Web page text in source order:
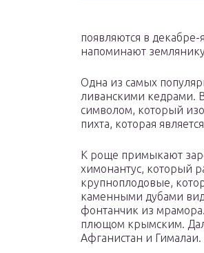
появляются в
напоминают
Одна из самых
ливанскими кедрами.
символом, который
пихта, которая
К роще примыкают
химонантус, который
крупноплодовые,
каменными дубами
фонтанчик из
плющом крымским.
Афганистан и